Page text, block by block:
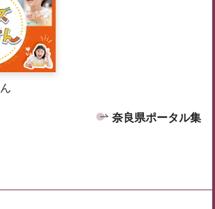
奈良県ポータル集